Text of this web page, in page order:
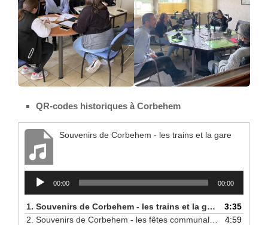
QR-codes historiques à Corbehem
Souvenirs de Corbehem - les trains et la gare
Lecteur
audio
00:00 00:00
1. Souvenirs de Corbehem - les trains et la gare
3:35
2. Souvenirs de Corbehem - les fêtes communales
4:59